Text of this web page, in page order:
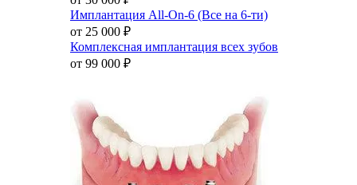
Имплантация All-On-6 (Все на 6-ти)
от 25 000 ₽
Комплексная имплантация всех зубов
от 99 000 ₽